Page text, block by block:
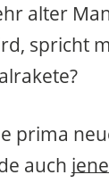
alter
spricht
prima
auch